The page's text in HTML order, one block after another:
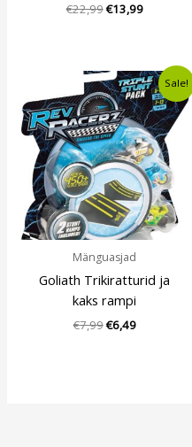
€22,99€13,99
Sale!
Mänguasjad
Goliath Trikiratturid ja
kaks rampi
€7,99
Algne
hind
oli:
€7,99.
€6,49
Current
price
is:
€6,49.